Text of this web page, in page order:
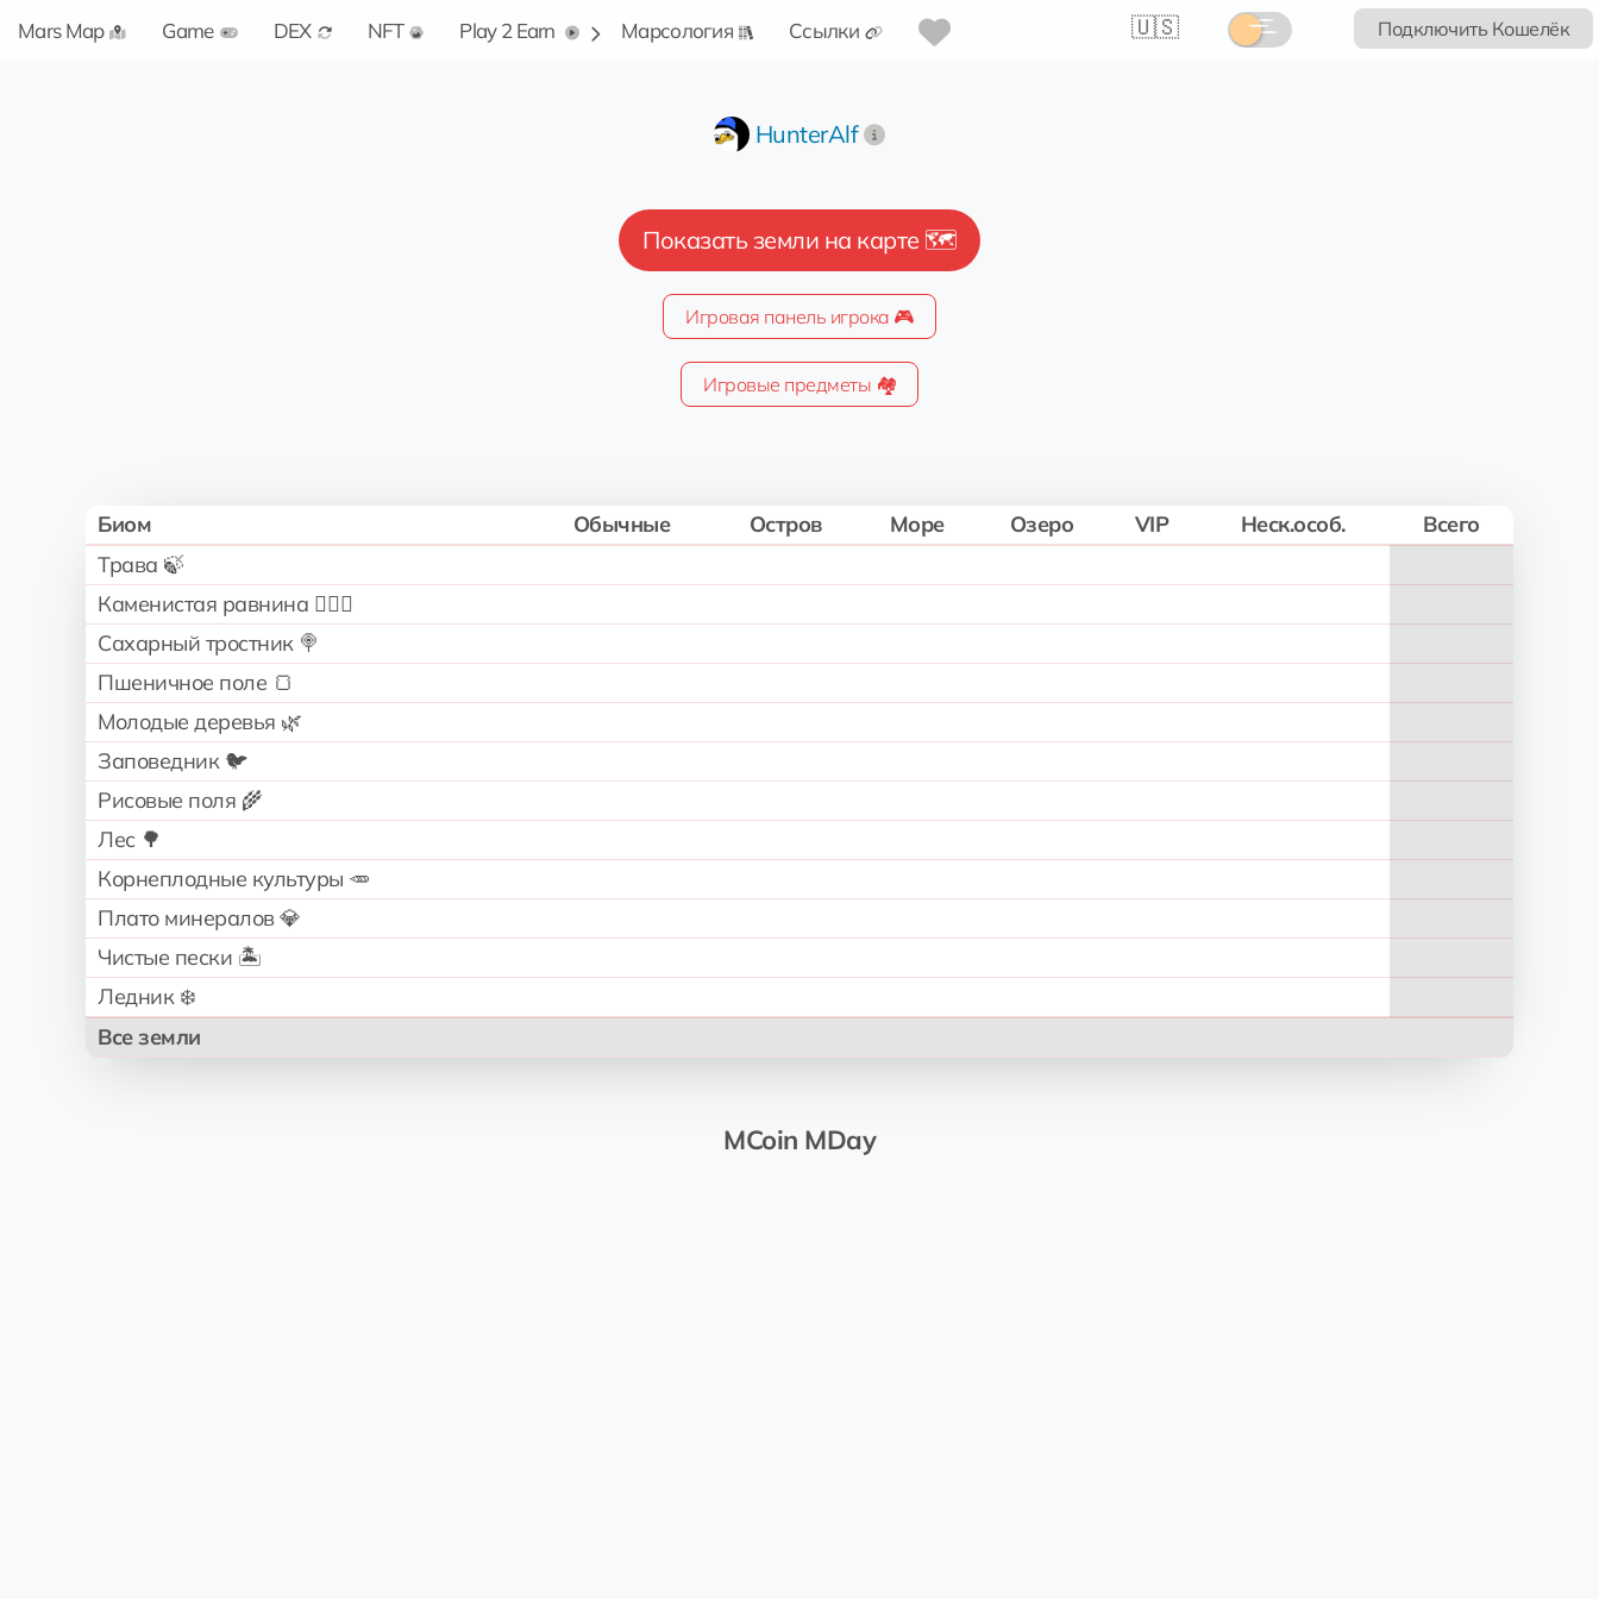
🇺🇸 Подключить Кошелёк
Mars Map Game DEX NFT Play 2 Earn Марсология Ссылки
HunterAlf
Показать земли на карте 🗺️
Игровая панель игрока 🎮
Игровые предметы 🏘️
Биом Обычные Остров Море Озеро VIP Неск.особ.
Всего
Трава 🍃
Каменистая равнина 🧗🏻‍♂️
Сахарный тростник 🍭
Пшеничное поле 🍞
Молодые деревья 🌿
Заповедник 🐦
Рисовые поля 🌾
Лес 🌳
Корнеплодные культуры 🥕
Плато минералов 💎
Чистые пески 🏝️
Ледник ❄️
Все земли
MCoin MDay